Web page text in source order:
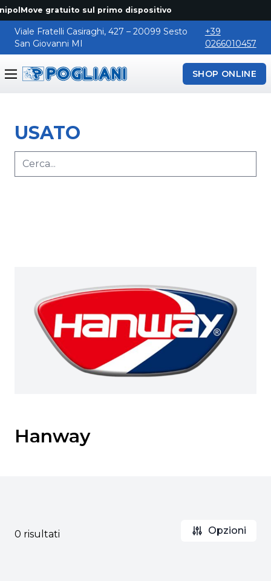
gratuito sul primo dispositivo
Viale Fratelli Casiraghi, 427 – 20099 Sesto
San Giovanni MI
+39
0266010457
SHOP ONLINE
USATO
Hanway
0 risultati Opzioni